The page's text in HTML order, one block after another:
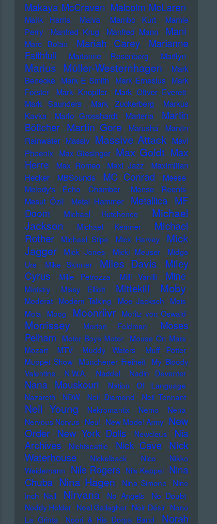
Makaya McCraven Malcolm McLaren
Malik Harris Malva Mambo Kurt
Mamie
Perry
Manfred Krug Manfred Mann Mani
Marc Bolan Mariah Carey
Marianne
Faithfull
Marianne Rosenberg Marilyn
Marius Müller-Westernhagen
Mark
Benecke Mark E Smith Mark Ernestus Mark
Forster
Mark Knopfler
Mark Oliver Everett
Mark Saunders
Mark Zuckerberg
Markus
Kavka
Marlo Grosshardt Marteria
Martin
Böttcher Martin Gore Marusha
Marvin
Rainwater Massiv Massive Attack Mavi
Phoenix Max Giesinger Max Goldt Max
Herre
Max Romeo Maxi Jazz
Maximilian
Hecker
MBSounds MC Conrad
Meese
Melody's Echo Chamber
Mense Reents
Mesut Özil
Metal Hammer Metallica MF
Doom
Michael Hutchence
Michael
Jackson
Michael Kemner
Michael
Rother
Michael Stipe Mick Harvey
Mick
Jagger
Mick Jones Micki Meuser
Midge
Ure
Mike Skinner Miles Davis
Miley
Cyrus
Mille Petrozza Milli Vanilli Mine
Ministry Missy Elliott Mittekill Moby
Moderat Modern Talking Moe Jacksch
Mois
Mola
Moog Moonriivr Moritz von Oswald
Morrissey Morton Feldman
Moses
Pelham
Motor Boys Motor
Mouse On Mars
Mozart
MTV Muddy Waters
Muff Potter
Muppet Show
Münchener Freiheit
My Bloody
Valentine
N.W.A. Naddel Nadin Deventer
Nana Mouskouri
Nation Of Language
Nazareth
NDW Neil Diamond Neil Tennant
Neil Young Nekromantix Nemo
Nena
Nervous Norvus Neu! New Model Army New
Order New York Dolls Newcleus
Nia
Archives
Nichtseattle Nick Cave
Nick
Waterhouse
Nickelback Nico
Nikko
Weidemann Nile Rogers Nils Keppel Nina
Chuba Nina Hagen Nina Simone
Nine
Inch Nail
Nirvana No Angels
No Doubt
Noddy Holder Noel Gallagher Noir Désir Nono
La Grinta
Noori & His Dorpa Band
Norah